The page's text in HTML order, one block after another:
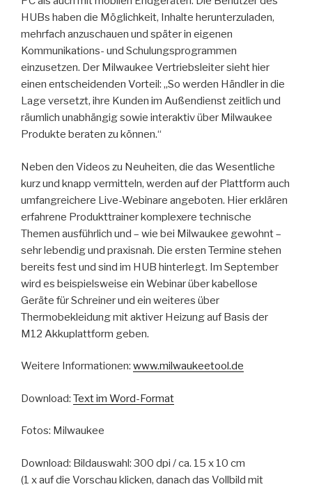
HUBs haben die Möglichkeit, Inhalte herunterzuladen,
mehrfach anzuschauen und später in eigenen
Kommunikations- und Schulungsprogrammen
einzusetzen. Der Milwaukee Vertriebsleiter sieht hier
einen entscheidenden Vorteil: „So werden Händler in die
Lage versetzt, ihre Kunden im Außendienst zeitlich und
räumlich unabhängig sowie interaktiv über Milwaukee
Produkte beraten zu können.“
Neben den Videos zu Neuheiten, die das Wesentliche
kurz und knapp vermitteln, werden auf der Plattform auch
umfangreichere Live-Webinare angeboten. Hier erklären
erfahrene Produkttrainer komplexere technische
Themen ausführlich und – wie bei Milwaukee gewohnt –
sehr lebendig und praxisnah. Die ersten Termine stehen
bereits fest und sind im HUB hinterlegt. Im September
wird es beispielsweise ein Webinar über kabellose
Geräte für Schreiner und ein weiteres über
Thermobekleidung mit aktiver Heizung auf Basis der
M12 Akkuplattform geben.
Weitere Informationen: www.milwaukeetool.de
Download: Text im Word-Format
Fotos: Milwaukee
Download: Bildauswahl: 300 dpi / ca. 15 x 10 cm
(1 x auf die Vorschau klicken, danach das Vollbild mit